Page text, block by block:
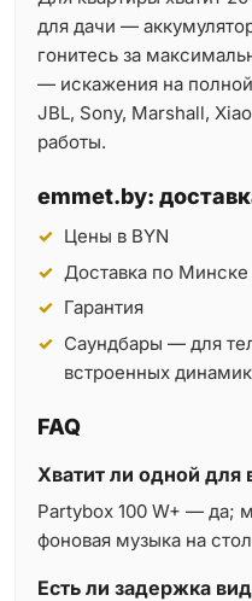
для дачи —
гонитесь за
— искажения на
JBL, Sony, Marshall,
работы.
emmet.by:
Цены в BYN
Доставка по
Гарантия
Саундбары — для
встроенных
FAQ
Хватит ли одной для
Partybox 100 W+ — да;
фоновая музыка на
Есть ли задержка